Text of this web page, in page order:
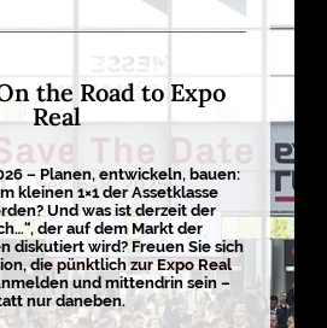
the Road to Expo
Real
– Planen, entwickeln, bauen:
kleinen 1×1 der Assetklasse
Und was ist derzeit der
der auf dem Markt der
diskutiert wird? Freuen Sie sich
die pünktlich zur Expo Real
und mittendrin sein –
nur daneben.